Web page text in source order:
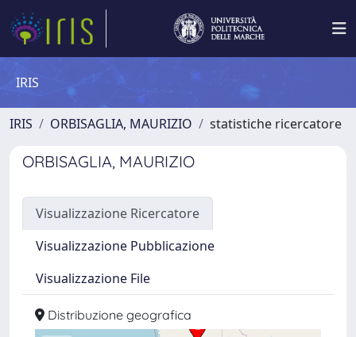
IRIS
IRIS ORBISAGLIA, MAURIZIO statistiche ricercatore
ORBISAGLIA, MAURIZIO
Visualizzazione Ricercatore
Visualizzazione Pubblicazione
Visualizzazione File
Distribuzione geografica